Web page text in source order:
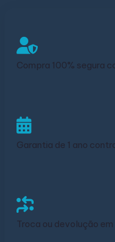
Compra 100% segura
Garantia de 1 ano
Troca ou devolução